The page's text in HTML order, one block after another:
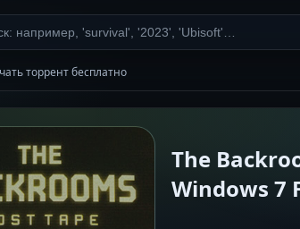
торрент бесплатно
The
Windows 7